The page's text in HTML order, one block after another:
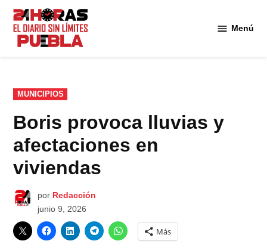
Saltar
contenido
Menú
PUBLICADO
EN
MUNICIPIOS
Boris provoca lluvias y
afectaciones en
viviendas
por Redacción
junio 9, 2026
Más